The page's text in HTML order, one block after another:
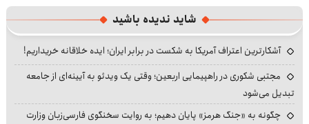
شاید ندیده باشید
آشکارترین اعتراف آمریکا به شکست در برابر ایران؛ ایده خلاقانه خریداریم!
مجتبی شکوری در راهپیمایی اربعین؛ وقتی یک ویدئو به آیینه‌ای از جامعه
تبدیل می‌شود
چگونه به «جنگ هرمز» پایان دهیم؛ به روایت سخنگوی فارسی‌زبان وزارت